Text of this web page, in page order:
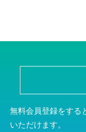
無料会員登録をする
いただけます。